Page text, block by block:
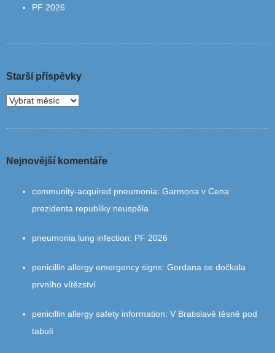
PF 2026
Starší příspěvky
Nejnovější komentáře
community‑acquired pneumonia: Garmona v Cena
prezidenta republiky neuspěla
pneumonia lung infection: PF 2026
penicillin allergy emergency signs: Gordana se dočkala
prvního vítězství
penicillin allergy safety information: V Bratislavě těsně pod
tabulí